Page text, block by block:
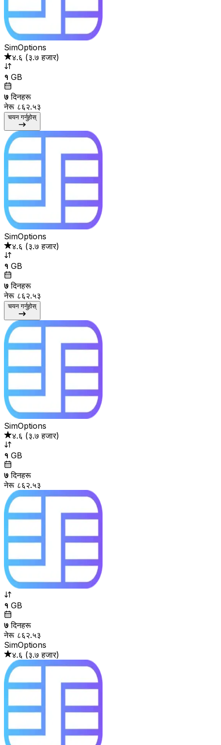
SimOptions
४.६ (३.७ हजार)
१ GB
७ दिनहरू
नेरू ८६२.५३
चयन गर्नुहोस्
SimOptions
४.६ (३.७ हजार)
१ GB
७ दिनहरू
नेरू ८६२.५३
चयन गर्नुहोस्
SimOptions
४.६ (३.७ हजार)
१ GB
७ दिनहरू
नेरू ८६२.५३
१ GB
७ दिनहरू
नेरू ८६२.५३
SimOptions
४.६ (३.७ हजार)